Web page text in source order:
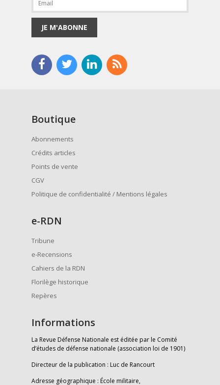
JE M'ABONNE
Boutique
Abonnements
Crédits articles
Points de vente
CGV
Politique de confidentialité / Mentions légales
e-RDN
Tribune
e-Recensions
Cahiers de la RDN
Florilège historique
Repères
Informations
La Revue Défense Nationale est éditée par le Comité
d’études de défense nationale (association loi de 1901)
Directeur de la publication : Luc de Rancourt
Adresse géographique : École militaire,